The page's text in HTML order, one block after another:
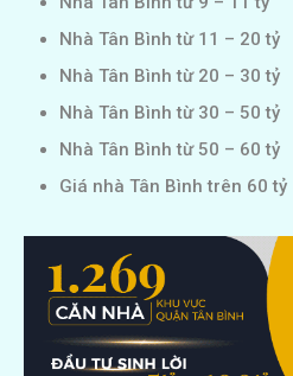
Nhà Tân Bình từ 11 – 20 tỷ
Nhà Tân Bình từ 20 – 30 tỷ
Nhà Tân Bình từ 30 – 50 tỷ
Nhà Tân Bình từ 50 – 60 tỷ
Giá nhà Tân Bình trên 60 tỷ